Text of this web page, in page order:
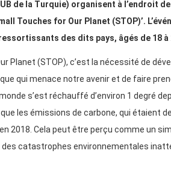
de la Turquie) organisent à l’endroit
Touches for Our Planet (STOP)’.
des dits pays, âgés de 18 à
Planet (STOP), c’est la nécessité de
qui menace notre avenir et de faire
s’est réchauffé d’environ 1 degré
les émissions de carbone, qui étaient
2018. Cela peut être perçu comme un
des catastrophes environnementales